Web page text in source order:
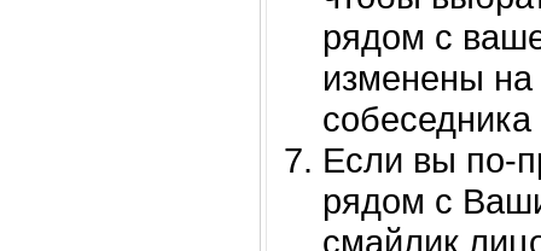
рядом с
изменены
собеседника
Если вы по-
рядом с
смайлик